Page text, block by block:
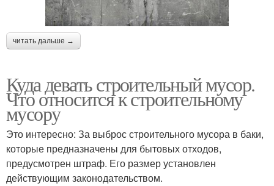
читать дальше →
Куда девать строительный мусор.
Что относится к строительному
мусору
Это интересно: За выброс строительного мусора в баки,
которые предназначены для бытовых отходов,
предусмотрен штраф. Его размер установлен
действующим законодательством.